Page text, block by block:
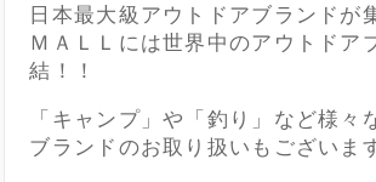
日本最大級アウトドアブランドが
ＭＡＬＬには世界中のアウトドア
結！！
「キャンプ」や「釣り」など様々
ブランドのお取り扱いもございま